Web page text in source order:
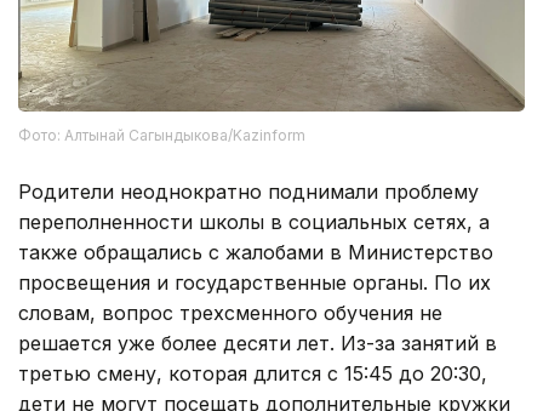
Фото: Алтынай Сагындыкова/Kazinform
Родители неоднократно поднимали проблему
переполненности школы в социальных сетях, а
также обращались с жалобами в Министерство
просвещения и государственные органы. По их
словам, вопрос трехсменного обучения не
решается уже более десяти лет. Из-за занятий в
третью смену, которая длится с 15:45 до 20:30,
дети не могут посещать дополнительные кружки